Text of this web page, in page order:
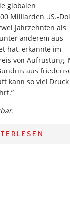
globalen
Milliarden US.-
Jahrzehnten als
anderem aus
hat, erkannte im
von
aus
kann so viel